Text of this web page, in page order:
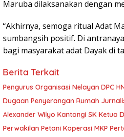
Maruba dilaksanakan dengan
“Akhirnya, semoga ritual Adat
sumbangsih positif. Di
bagi masyarakat adat Dayak di
Berita Terkait
Pengurus Organisasi Nelayan DPC
Dugaan Penyerangan Rumah
Alexander Wilyo Kantongi SK Ketua
Perwakilan Petani Koperasi MKP